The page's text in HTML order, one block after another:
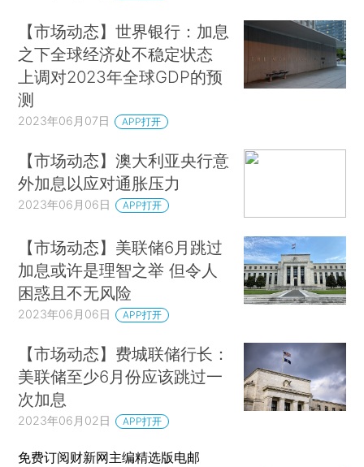
【市场动态】世界银行：加息
之下全球经济处不稳定状态
上调对2023年全球GDP的预
测
2023年06月07日 APP打开
【市场动态】澳大利亚央行意
外加息以应对通胀压力
2023年06月06日 APP打开
【市场动态】美联储6月跳过
加息或许是理智之举 但令人
困惑且不无风险
2023年06月06日 APP打开
【市场动态】费城联储行长：
美联储至少6月份应该跳过一
次加息
2023年06月02日 APP打开
免费订阅财新网主编精选版电邮